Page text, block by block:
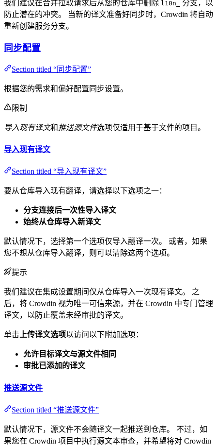
我们建议在合并拉取请求后从您的仓库中删除 l10n_
分支，以
防止潜在的冲突。 当新的译文准备好同步时，Crowdin 将自动
重新创建服务分支。
同步配置
Section titled “同步配置”
根据您的需求和偏好配置同步设置。
限制
导入现有译文和推送源文件选项仅适用于基于文件的项目。
导入现有译文
Section titled “导入现有译文”
要从仓库导入现有翻译，请选择以下选项之一：
分支连接后一次性导入译文
始终从仓库导入新译文
默认情况下，选择第一个选项仅导入翻译一次。 或者，如果
您不想从仓库导入翻译，则可以清除这两个选项。
提示
我们建议在集成设置期间仅从仓库导入一次现有译文。 之
后，将 Crowdin 视为唯一可信来源，并在 Crowdin 中专门管理
译文，以防止覆盖未经审批的译文。
单击 上传译文选项以访问以下附加选项：
允许目标译文与源文件相同
审批已添加的译文
推送源文件
Section titled “推送源文件”
默认情况下，源文件不会随译文一起推送到仓库。 不过，如
果您在 Crowdin 项目中执行源文本审查，并希望将对 Crowdin